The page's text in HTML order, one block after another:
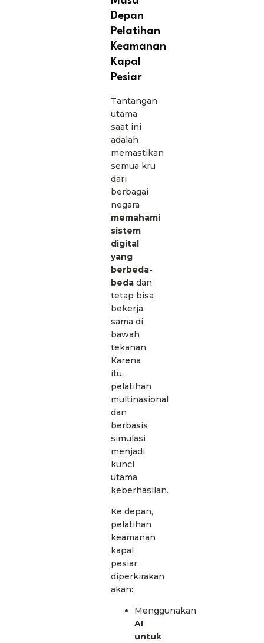
Depan
Pelatihan
Keamanan
Kapal
Pesiar
Tantangan
utama
saat ini
adalah
memastikan
semua kru
dari
berbagai
negara
memahami
sistem
digital
yang
berbeda-
beda dan
tetap bisa
bekerja
sama di
bawah
tekanan.
Karena
itu,
pelatihan
multinasional
dan
berbasis
simulasi
menjadi
kunci
utama
keberhasilan.
Ke depan,
pelatihan
keamanan
kapal
pesiar
diperkirakan
akan:
Menggunakan
AI
untuk